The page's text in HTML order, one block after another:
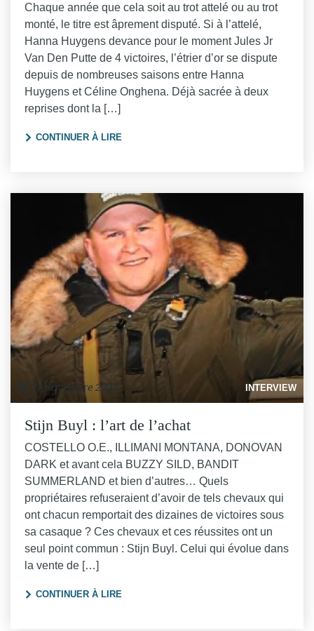
Chaque année que cela soit au trot attelé ou au trot
monté, le titre est âprement disputé. Si à l’attelé,
Hanna Huygens devance pour le moment Jules Jr
Van Den Putte de 4 victoires, l’étrier d’or se dispute
depuis de nombreuses saisons entre Hanna
Huygens et Céline Onghena. Déjà sacrée à deux
reprises dont la […]
CONTINUER À LIRE
21 novembre 2023 INTERVIEW
Stijn Buyl : l’art de l’achat
COSTELLO O.E., ILLIMANI MONTANA, DONOVAN
DARK et avant cela BUZZY SILD, BANDIT
SUMMERLAND et bien d’autres… Quels
propriétaires refuseraient d’avoir de tels chevaux qui
ont chacun remportait des dizaines de victoires sous
sa casaque ? Ces chevaux et ces réussites ont un
seul point commun : Stijn Buyl. Celui qui évolue dans
la vente de […]
CONTINUER À LIRE